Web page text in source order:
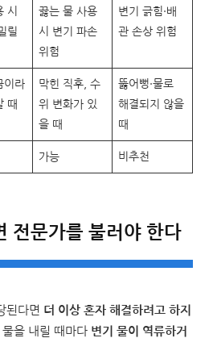
시
릴
끓는 물 사용
시 변기 파손
위험
변기 긁힘·배
관 손상 위험
이라
때
막힌 직후, 수
위 변화가 있
을 때
뚫어뻥·물로
해결되지 않을
때
가능 비추천
전문가를 불러야 한다
된다면 더 이상 혼자 해결하려고 하지
물을 내릴 때마다 변기 물이 역류하거